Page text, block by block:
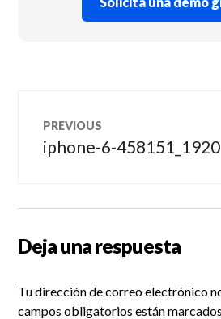
PREVIOUS
Previous
iphone-6-458151_1920
Deja una respuesta
Tu dirección de correo electrónico
campos obligatorios están